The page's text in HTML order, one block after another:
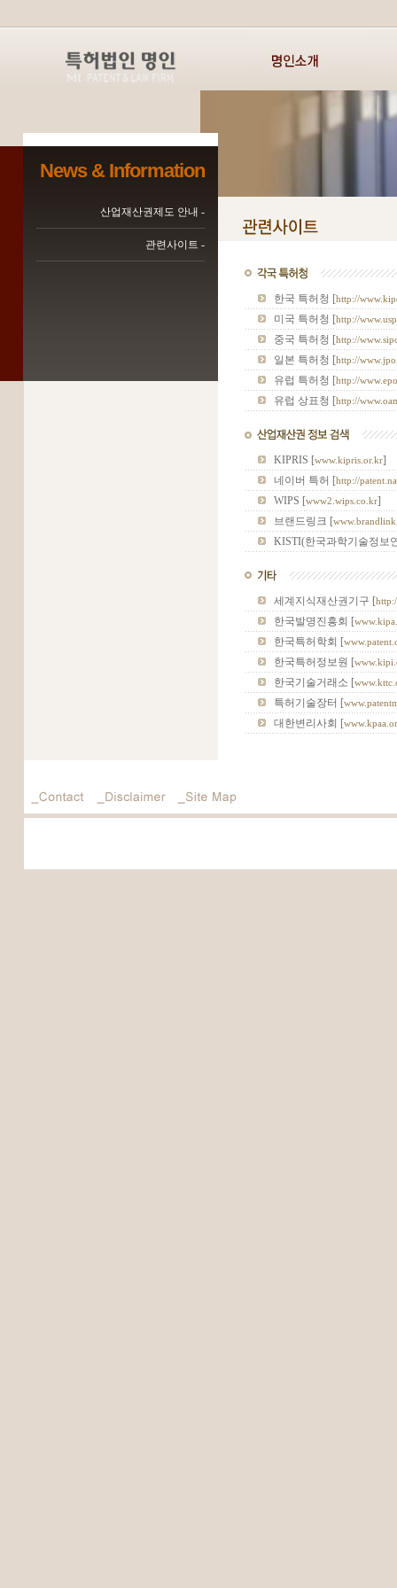
News & Information
산업재산권제도 안내 -
관련사이트 -
한국 특허청 [http://
미국 특허청 [http://
중국 특허청 [http://
일본 특허청 [http://
유럽 특허청 [http://
유럽 상표청 [http://
KIPRIS [www.kipris.or.kr]
네이버 특허 [http://
WIPS [www2.wips.co.kr]
브랜드링크 [
KISTI(한국과학기술정보
세계지식재산권기구 [
한국발명진흥회 [
한국특허학회 [
한국특허정보원 [
한국기술거래소 [
특허기술장터 [
대한변리사회 [